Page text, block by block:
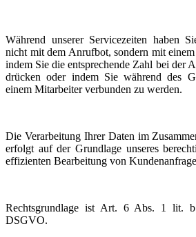
Während unserer Servicezeiten haben
nicht mit dem Anrufbot, sondern mit
indem Sie die entsprechende Zahl bei der
drücken oder indem Sie während des
einem Mitarbeiter verbunden zu werden.
Die Verarbeitung Ihrer Daten im
erfolgt auf der Grundlage unseres
effizienten Bearbeitung von
Rechtsgrundlage ist Art. 6 Abs. 1
DSGVO.